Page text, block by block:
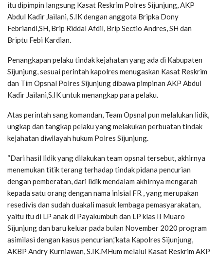
itu dipimpin langsung Kasat Reskrim Polres Sijunjung, AKP
Abdul Kadir Jailani, S.IK dengan anggota Bripka Dony
Febriandi,SH, Brip Riddal Afdil, Brip Sectio Andres, SH dan
Briptu Febi Kardian.
Penangkapan pelaku tindak kejahatan yang ada di Kabupaten
Sijunjung, sesuai perintah kapolres menugaskan Kasat Reskrim
dan Tim Opsnal Polres Sijunjung dibawa pimpinan AKP Abdul
Kadir Jailani,S.IK untuk menangkap para pelaku.
Atas perintah sang komandan, Team Opsnal pun melalukan lidik,
ungkap dan tangkap pelaku yang melakukan perbuatan tindak
kejahatan diwilayah hukum Polres Sijunjung.
“Dari hasil lidik yang dilakukan team opsnal tersebut, akhirnya
menemukan titik terang terhadap tindak pidana pencurian
dengan pemberatan, dari lidik mendalam akhirnya mengarah
kepada satu orang dengan nama inisial FR , yang merupakan
resedivis dan sudah duakali masuk lembaga pemasyarakatan,
yaitu itu di LP anak di Payakumbuh dan LP klas II Muaro
Sijunjung dan baru keluar pada bulan November 2020 program
asimilasi dengan kasus pencurian,”kata Kapolres Sijunjung,
AKBP Andry Kurniawan, S.IK.MHum melalui Kasat Reskrim AKP